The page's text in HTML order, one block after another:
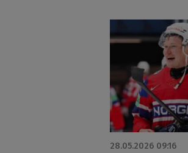
28.05.2026 09:16